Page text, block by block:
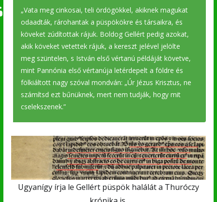
„Vata meg cinkosai, teli ördögökkel, akiknek magukat
odaadták, rárohantak a püspökökre és társaikra, és
köveket zúdítottak rájuk. Boldog Gellért pedig azokat,
akik köveket vetettek rájuk, a kereszt jelével jelölte
meg szüntelen, s István első vértanú példáját követve,
mint Pannónia első vértanúja letérdepelt a földre és
fölkiáltott nagy szóval mondván: „Úr Jézus Krisztus, ne
számítsd ezt bűnüknek, mert nem tudják, hogy mit
cselekszenek.”
Ugyanígy írja le Gellért püspök halálát a Thuróczy